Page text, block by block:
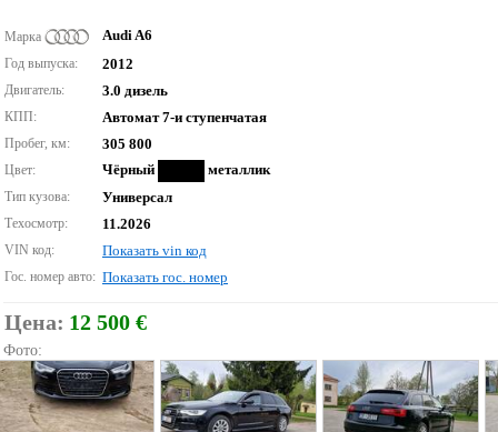
Марка Audi A6
Год выпуска: 2012
Двигатель: 3.0 дизель
КПП: Автомат 7-и ступенчатая
Пробег, км: 305 800
Цвет: Чёрный металлик
Тип кузова: Универсал
Техосмотр: 11.2026
VIN код: Показать vin код
Гос. номер авто: Показать гос. номер
Цена: 12 500 €
Фото: